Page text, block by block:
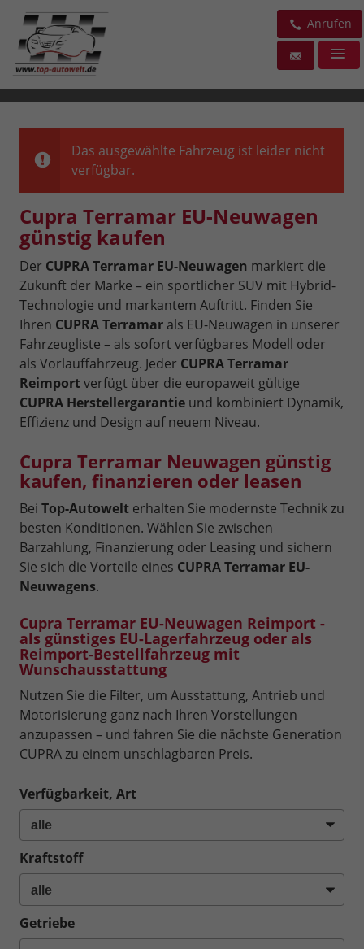
Anrufen
Das ausgewählte Fahrzeug ist leider nicht
verfügbar.
Cupra Terramar EU-Neuwagen
günstig kaufen
Der CUPRA Terramar EU-Neuwagen markiert die
Zukunft der Marke – ein sportlicher SUV mit Hybrid-
Technologie und markantem Auftritt. Finden Sie
Ihren CUPRA Terramar als EU-Neuwagen in unserer
Fahrzeugliste – als sofort verfügbares Modell oder
als Vorlauffahrzeug. Jeder CUPRA Terramar
Reimportverfügt über die europaweit gültige
CUPRA Herstellergarantie und kombiniert Dynamik,
Effizienz und Design auf neuem Niveau.
Cupra Terramar Neuwagen günstig
kaufen, finanzieren oder leasen
Bei Top-Autowelt erhalten Sie modernste Technik zu
besten Konditionen. Wählen Sie zwischen
Barzahlung, Finanzierung oder Leasing und sichern
Sie sich die Vorteile eines CUPRA Terramar EU-
Neuwagens.
Cupra Terramar EU-Neuwagen Reimport -
als günstiges EU-Lagerfahrzeug oder als
Reimport-Bestellfahrzeug mit
Wunschausstattung
Nutzen Sie die Filter, um Ausstattung, Antrieb und
Motorisierung ganz nach Ihren Vorstellungen
anzupassen – und fahren Sie die nächste Generation
CUPRA zu einem unschlagbaren Preis.
Verfügbarkeit, Art
Kraftstoff
Getriebe